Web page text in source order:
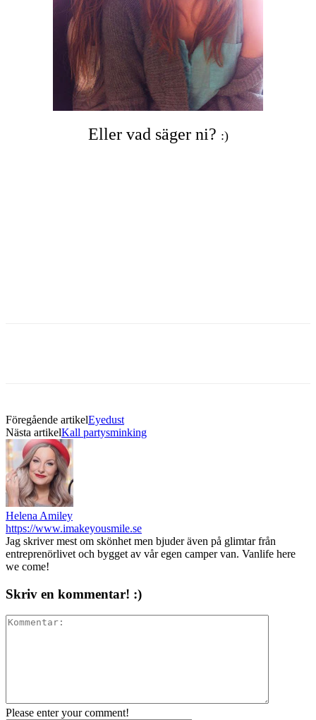
Eller vad säger ni? :)
Föregående artikelEyedust
Nästa artikelKall partysminking
Helena Amiley
https://www.imakeyousmile.se
Jag skriver mest om skönhet men bjuder även på glimtar från
entreprenörlivet och bygget av vår egen camper van. Vanlife here
we come!
Skriv en kommentar! :)
Please enter your comment!